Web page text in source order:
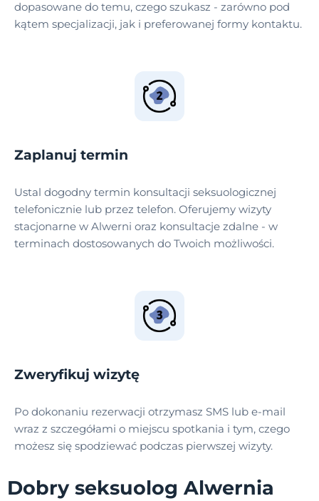
dopasowane do temu, czego szukasz - zarówno pod
kątem specjalizacji, jak i preferowanej formy kontaktu.
Zaplanuj termin
Ustal dogodny termin konsultacji seksuologicznej
telefonicznie lub przez telefon. Oferujemy wizyty
stacjonarne w Alwerni oraz konsultacje zdalne - w
terminach dostosowanych do Twoich możliwości.
Zweryfikuj wizytę
Po dokonaniu rezerwacji otrzymasz SMS lub e-mail
wraz z szczegółami o miejscu spotkania i tym, czego
możesz się spodziewać podczas pierwszej wizyty.
Dobry seksuolog Alwernia